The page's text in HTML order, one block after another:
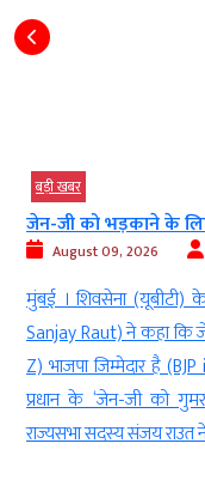
बड़ी खबर
जेन-जी को भड़काने के
August 09, 2026
मुंबई । शिवसेना (यूबीटी)
Sanjay Raut) ने कहा
Z) भाजपा जिम्मेदार है (BJP
प्रधान के ‘जेन-जी को
राज्यसभा सदस्य संजय राउत ने